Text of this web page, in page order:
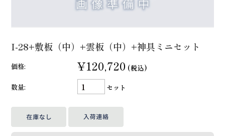
I-28+敷板（中）+雲板（中）+神具ミニセット
価格: ¥120,720 (税込)
数量:
セット